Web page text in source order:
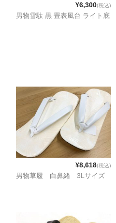
¥6,300(税込)
男物雪駄 黒 畳表風台 ライト底
¥8,618(税込)
男物草履 白鼻緒 3Lサイズ